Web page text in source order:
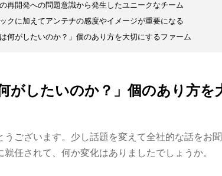
再開発への問題意識から発生したユニークなチーム
クに加えてアンテナの感度やイメージが重要になる
は何がしたいのか？」個のあり方を大切にするファーム
何がしたいのか？」個のあり方
うございます。少し話題を変えて全社的な話をお
就任されて、何か変化はありましたでしょうか。